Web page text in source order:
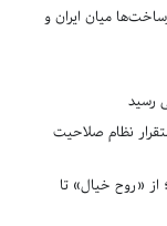
میان ایران و
رسید
نظام صلاحیت
«روح خیال» تا